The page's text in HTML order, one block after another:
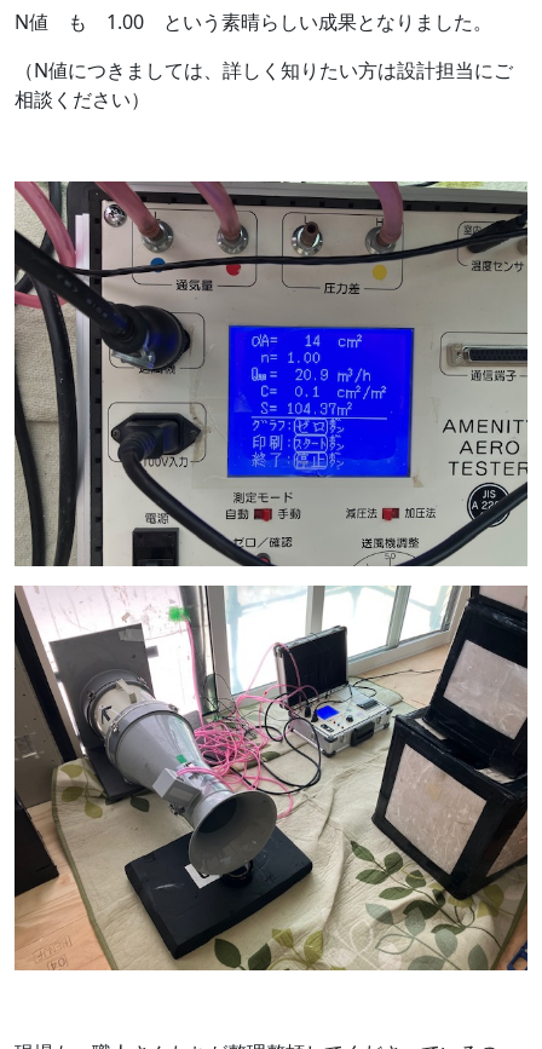
N値 も 1.00 という素晴らしい成果となりました。
（N値につきましては、詳しく知りたい方は設計担当にご
相談ください）